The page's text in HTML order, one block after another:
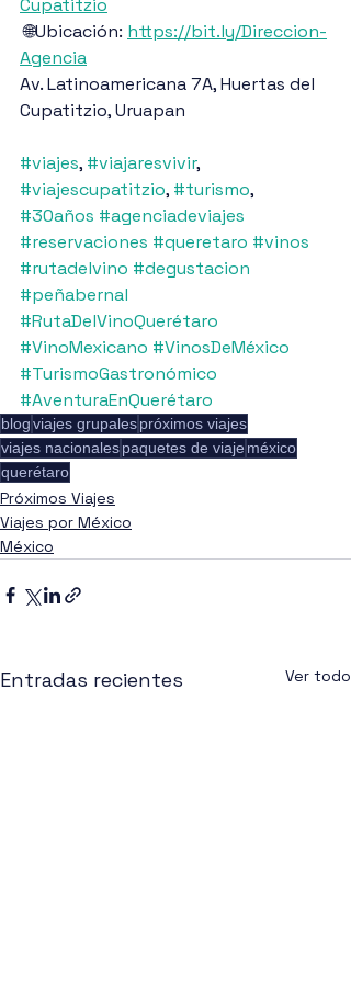
Cupatitzio
🌐Ubicación: https://bit.ly/Direccion-
Agencia
Av. Latinoamericana 7A, Huertas del
Cupatitzio, Uruapan
#viajes, #viajaresvivir,
#viajescupatitzio, #turismo,
#30años #agenciadeviajes
#reservaciones #queretaro #vinos
#rutadelvino #degustacion
#peñabernal
#RutaDelVinoQuerétaro
#VinoMexicano #VinosDeMéxico
#TurismoGastronómico
#AventuraEnQuerétaro
blogviajes grupalespróximos viajes
viajes nacionalespaquetes de viaje méxico
querétaro
Próximos Viajes
Viajes por México
México
Entradas recientes Ver todo